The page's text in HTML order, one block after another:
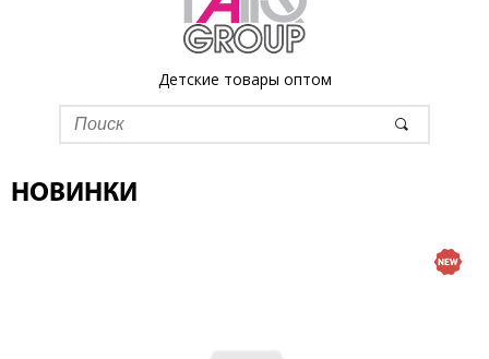
Детские товары оптом
НОВИНКИ